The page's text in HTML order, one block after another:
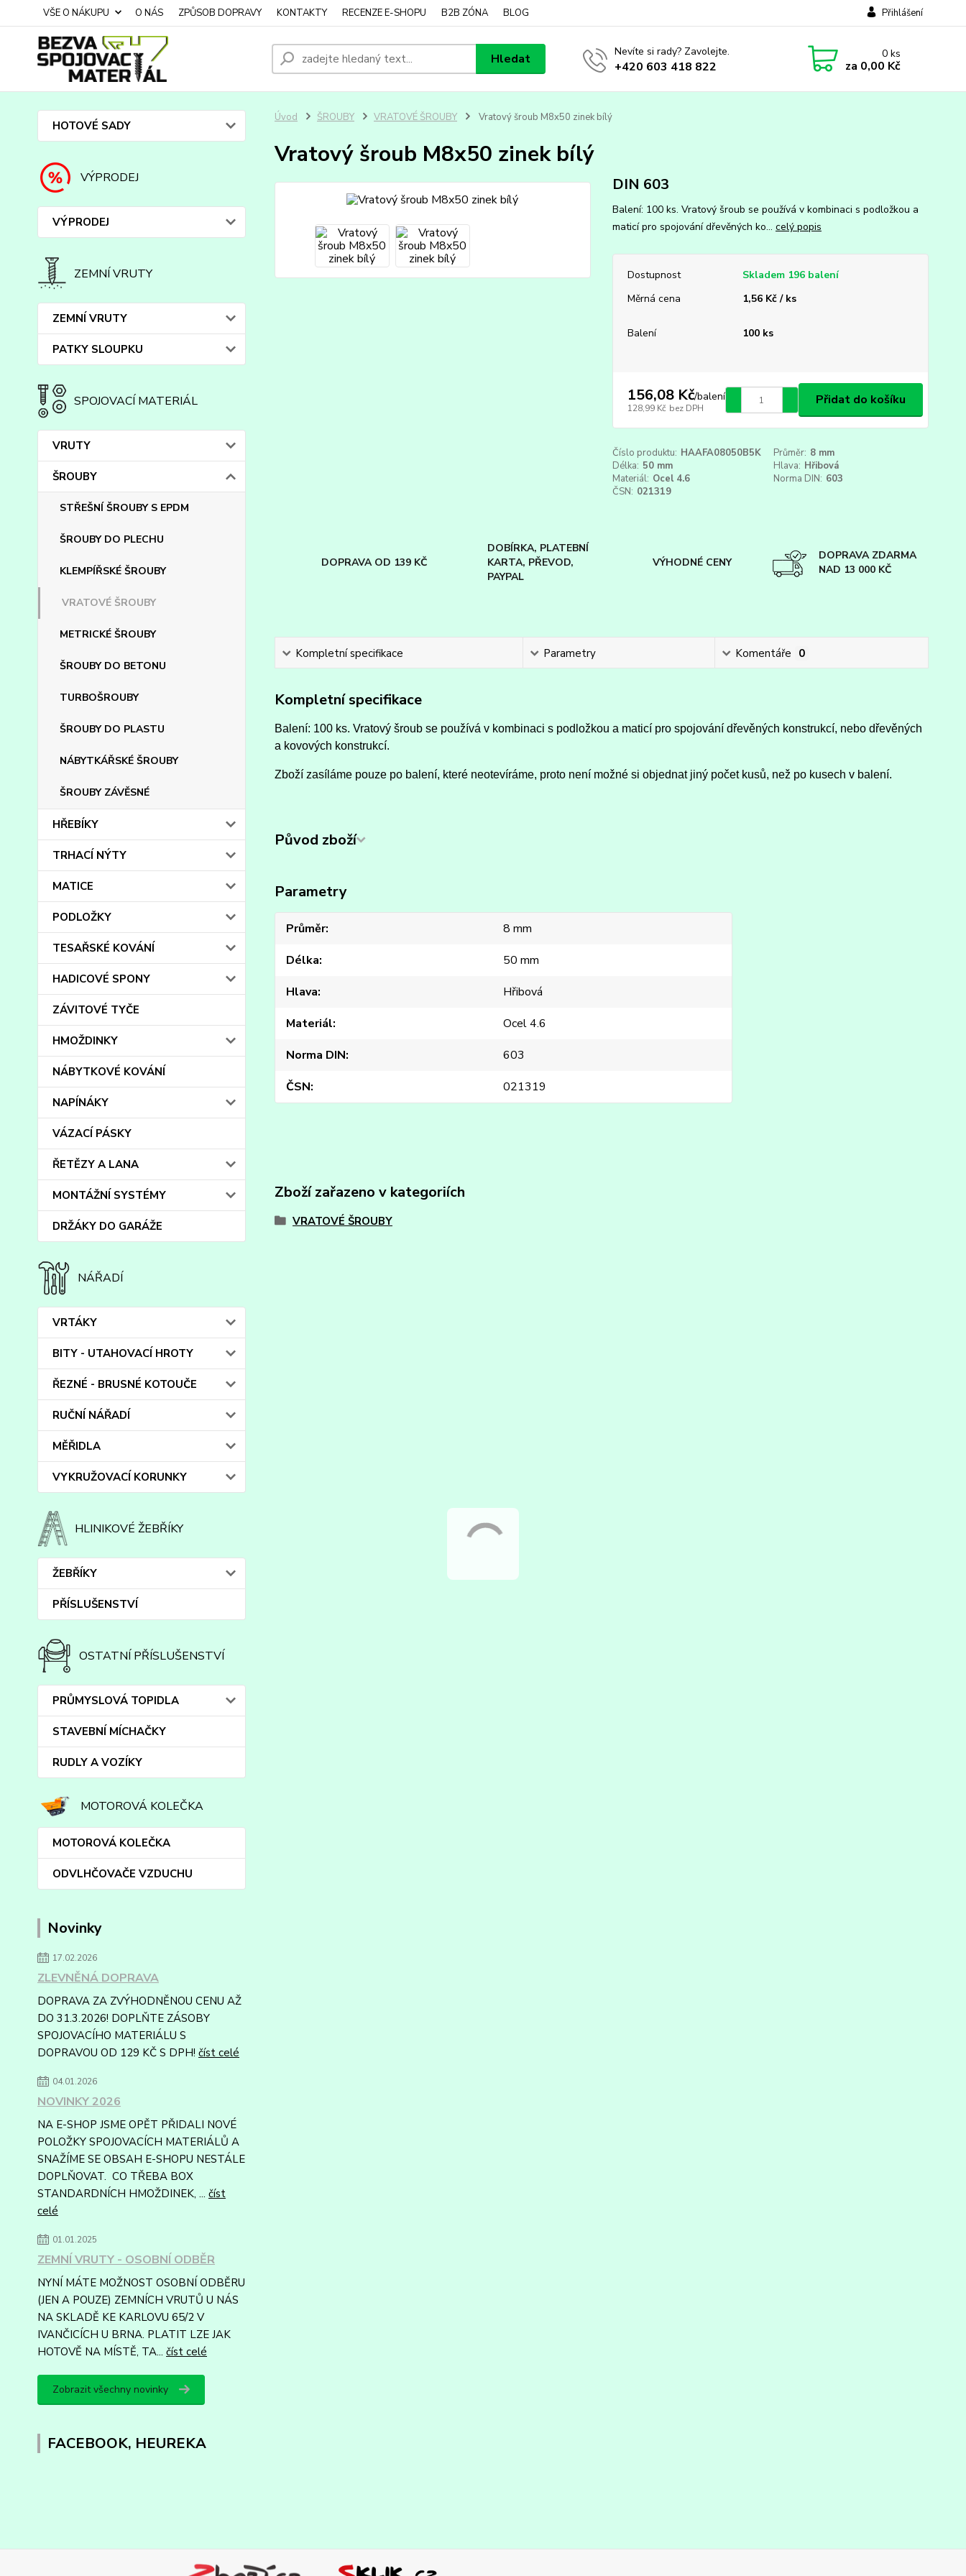
VŠE O NÁKUPU O NÁS ZPŮSOB DOPRAVY KONTAKTY RECENZE E-SHOPU B2B ZÓNA BLOG Přihlášení
Hledat Nevíte si rady? Zavolejte.
+420 603 418 822
0ks
za 0,00 Kč
HOTOVÉ SADY
VÝPRODEJ
VÝPRODEJ
ZEMNÍ VRUTY
ZEMNÍ VRUTY
PATKY SLOUPKU
SPOJOVACÍ MATERIÁL
VRUTY
ŠROUBY
STŘEŠNÍ ŠROUBY S EPDM
ŠROUBY DO PLECHU
KLEMPÍŘSKÉ ŠROUBY
VRATOVÉ ŠROUBY
METRICKÉ ŠROUBY
ŠROUBY DO BETONU
TURBOŠROUBY
ŠROUBY DO PLASTU
NÁBYTKÁŘSKÉ ŠROUBY
ŠROUBY ZÁVĚSNÉ
HŘEBÍKY
TRHACÍ NÝTY
MATICE
PODLOŽKY
TESAŘSKÉ KOVÁNÍ
HADICOVÉ SPONY
ZÁVITOVÉ TYČE
HMOŽDINKY
NÁBYTKOVÉ KOVÁNÍ
NAPÍNÁKY
VÁZACÍ PÁSKY
ŘETĚZY A LANA
MONTÁŽNÍ SYSTÉMY
DRŽÁKY DO GARÁŽE
NÁŘADÍ
VRTÁKY
BITY - UTAHOVACÍ HROTY
ŘEZNÉ - BRUSNÉ KOTOUČE
RUČNÍ NÁŘADÍ
MĚŘIDLA
VYKRUŽOVACÍ KORUNKY
HLINIKOVÉ ŽEBŘÍKY
ŽEBŘÍKY
PŘÍSLUŠENSTVÍ
OSTATNÍ PŘÍSLUŠENSTVÍ
PRŮMYSLOVÁ TOPIDLA
STAVEBNÍ MÍCHAČKY
RUDLY A VOZÍKY
MOTOROVÁ KOLEČKA
MOTOROVÁ KOLEČKA
ODVLHČOVAČE VZDUCHU
Novinky
17.02.2026
ZLEVNĚNÁ DOPRAVA
DOPRAVA ZA ZVÝHODNĚNOU CENU AŽ
DO 31.3.2026! DOPLŇTE ZÁSOBY
SPOJOVACÍHO MATERIÁLU S
DOPRAVOU OD 129 KČ S DPH! číst celé
04.01.2026
NOVINKY 2026
NA E-SHOP JSME OPĚT PŘIDALI NOVÉ
POLOŽKY SPOJOVACÍCH MATERIÁLŮ A
SNAŽÍME SE OBSAH E-SHOPU NESTÁLE
DOPLŇOVAT. CO TŘEBA BOX
STANDARDNÍCH HMOŽDINEK, ... číst
celé
01.01.2025
ZEMNÍ VRUTY - OSOBNÍ ODBĚR
NYNÍ MÁTE MOŽNOST OSOBNÍ ODBĚRU
(JEN A POUZE) ZEMNÍCH VRUTŮ U NÁS
NA SKLADĚ KE KARLOVU 65/2 V
IVANČICÍCH U BRNA. PLATIT LZE JAK
HOTOVĚ NA MÍSTĚ, TA... číst celé
Zobrazit všechny novinky
FACEBOOK, HEUREKA
Úvod ŠROUBY VRATOVÉ ŠROUBY Vratový šroub M8x50 zinek bílý
Vratový šroub M8x50 zinek bílý
DIN 603
Balení: 100 ks. Vratový šroub se používá v kombinaci s podložkou a
maticí pro spojování dřevěných ko... celý popis
Dostupnost
Skladem 196 balení
Měrná cena
1,56 Kč / ks
Balení 100 ks
156,08 Kč/balení
128,99 Kč bez DPH
Přidat do košíku
Číslo produktu: HAAFA08050B5K Průměr: 8 mm
Délka: 50 mm Hlava: Hřibová
Materiál: Ocel 4.6 Norma DIN: 603
ČSN: 021319
DOPRAVA OD 139 KČ
DOBÍRKA, PLATEBNÍ
KARTA, PŘEVOD,
PAYPAL
VÝHODNÉ CENY
DOPRAVA ZDARMA
NAD 13 000 KČ
Kompletní specifikace Parametry Komentáře 0
Kompletní specifikace
Balení: 100 ks. Vratový šroub se používá v kombinaci s podložkou a maticí pro spojování dřevěných konstrukcí, nebo dřevěných
a kovových konstrukcí.
Zboží zasíláme pouze po balení, které neotevíráme, proto není možné si objednat jiný počet kusů, než po kusech v balení.
Původ zboží
Parametry
Průměr
8 mm
Délka
50 mm
Hlava
Hřibová
Materiál
Ocel 4.6
Norma DIN
603
ČSN
021319
Zboží zařazeno v kategoriích
VRATOVÉ ŠROUBY